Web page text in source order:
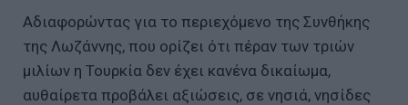
Αδιαφορώντας για το περιεχόμενο της Συνθήκης
της Λωζάννης, που ορίζει ότι πέραν των τριών
μιλίων η Τουρκία δεν έχει κανένα δικαίωμα,
αυθαίρετα προβάλει αξιώσεις, σε νησιά, νησίδες